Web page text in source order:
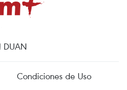
DUAN
Condiciones de Uso